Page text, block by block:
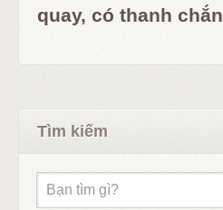
quay, có thanh chắn
Tìm kiếm